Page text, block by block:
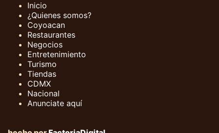
Inicio
¿Quienes somos?
Coyoacan
Restaurantes
Negocios
Entretenimiento
Turismo
Tiendas
CDMX
Nacional
Anunciate aquí